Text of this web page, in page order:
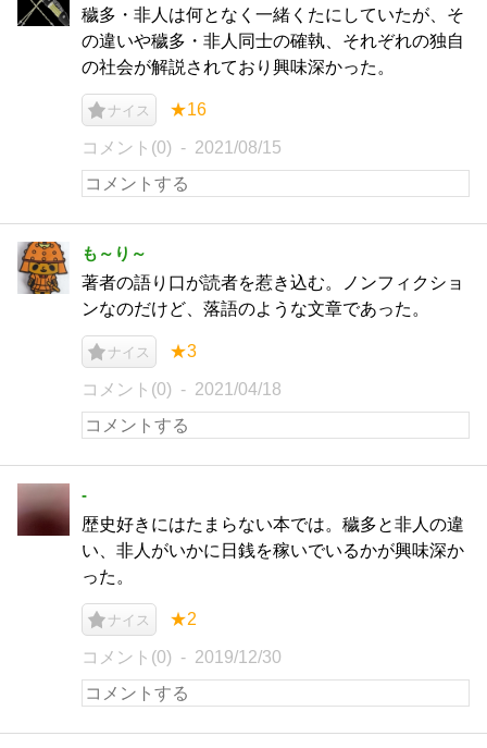
穢多・非人は何となく一緒くたにしていたが、そ
の違いや穢多・非人同士の確執、それぞれの独自
の社会が解説されており興味深かった。
ナイス ★16
コメント(0) 2021/08/15
も～り～
著者の語り口が読者を惹き込む。ノンフィクショ
ンなのだけど、落語のような文章であった。
ナイス ★3
コメント(0) 2021/04/18
-
歴史好きにはたまらない本では。穢多と非人の違
い、非人がいかに日銭を稼いでいるかが興味深か
った。
ナイス ★2
コメント(0) 2019/12/30